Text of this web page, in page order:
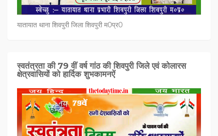
यातायात थाना शिवपुरी जिला शिवपुरी म0प्र0
स्वतंत्रता की 79 वीं वर्ष गांठ की शिवपुरी जिले एवं कोलारस
क्षेत्रवासियों को हार्दिक शुभकामनऐं